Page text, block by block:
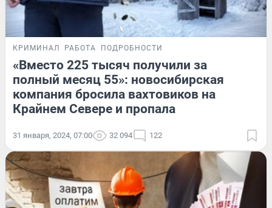
КРИМИНАЛ РАБОТА ПОДРОБНОСТИ
«Вместо 225 тысяч получили за
полный месяц 55»: новосибирская
компания бросила вахтовиков на
Крайнем Севере и пропала
31 января, 2024, 07:00 32 094 122